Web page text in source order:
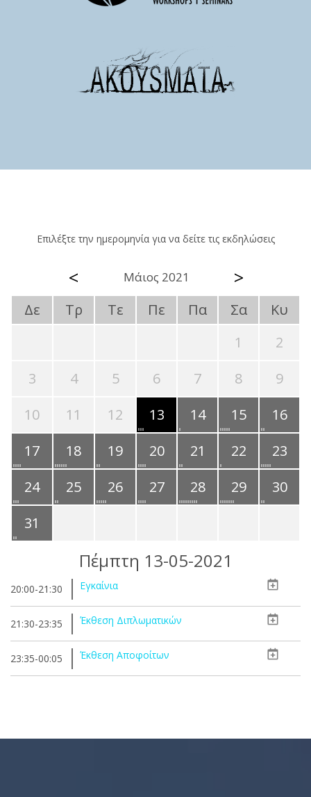
Επιλέξτε την ημερομηνία για να δείτε τις εκδηλώσεις
< Μάιος 2021 >
Δε Τρ Τε Πε Πα Σα
Κυ
1
2
3
4 5 6 7 8
9
10
11 12 13 14 15
16
17
18 19 20 21 22
23
24
25 26 27 28 29
30
31
Πέμπτη 13-05-2021
20:00-21:30 Εγκαίνια
21:30-23:35 Έκθεση Διπλωματικών
23:35-00:05 Έκθεση Αποφοίτων